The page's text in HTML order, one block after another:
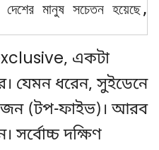
মানুষ সচেতন হয়েছে,
একটা
যেমন ধরেন, সুইডেনে
জন (টপ-ফাইভ)। আরব
সর্বোচ্চ দক্ষিণ